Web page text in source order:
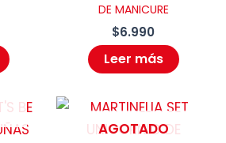
DE MANICURE
$6.990
Leer más
AGOTADO